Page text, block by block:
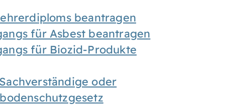
beantragen
für Asbest beantragen
für Biozid-Produkte
oder